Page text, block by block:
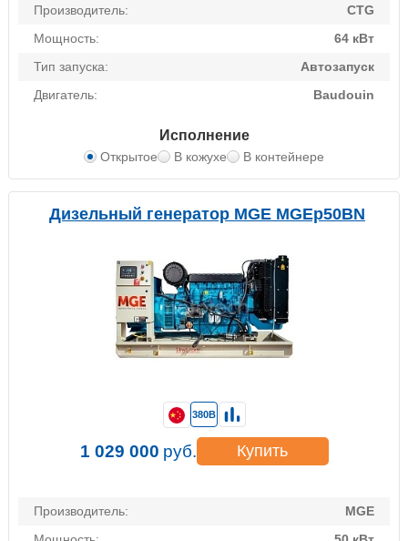
Производитель:
CTG
Мощность:
64 кВт
Тип запуска:
Автозапуск
Двигатель:
Baudouin
Исполнение
Открытое В кожухе В контейнере
Дизельный генератор MGE MGEp50BN
Производитель:
MGE
380В
1 029 000 руб. Купить